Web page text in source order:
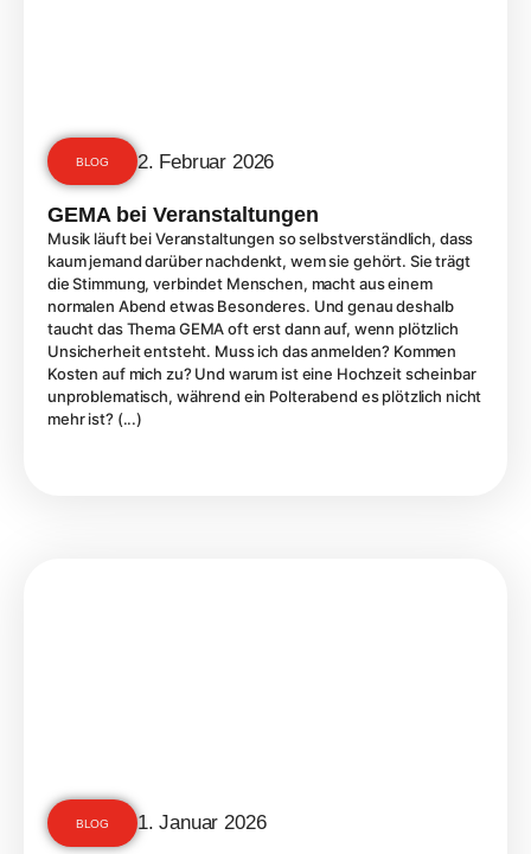
BLOG 2. Februar 2026
GEMA bei Veranstaltungen
Musik läuft bei Veranstaltungen so selbstverständlich, dass
kaum jemand darüber nachdenkt, wem sie gehört. Sie trägt
die Stimmung, verbindet Menschen, macht aus einem
normalen Abend etwas Besonderes. Und genau deshalb
taucht das Thema GEMA oft erst dann auf, wenn plötzlich
Unsicherheit entsteht. Muss ich das anmelden? Kommen
Kosten auf mich zu? Und warum ist eine Hochzeit scheinbar
unproblematisch, während ein Polterabend es plötzlich nicht
mehr ist? (...)
BLOG 1. Januar 2026